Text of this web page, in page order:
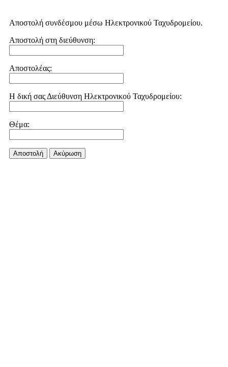
Αποστολή συνδέσμου μέσω Ηλεκτρονικού Ταχυδρομείου.
Αποστολή στη διεύθυνση:
Αποστολέας:
Η δική σας Διεύθυνση Ηλεκτρονικού Ταχυδρομείου:
Θέμα:
Αποστολή Aκύρωση